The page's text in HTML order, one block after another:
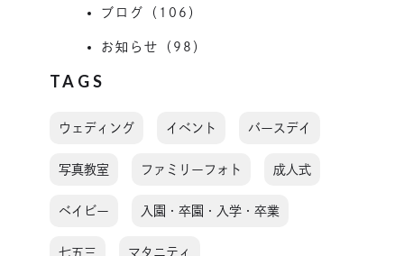
ブログ（106）
お知らせ（98）
TAGS
ウェディング イベント バースデイ
写真教室 ファミリーフォト 成人式
ベイビー 入園・卒園・入学・卒業
七五三 マタニティ